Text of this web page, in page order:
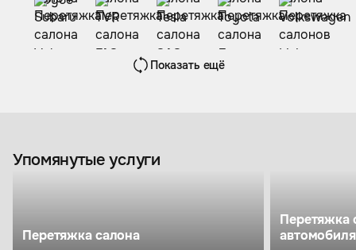
Показать ещё
Упомянутые услуги
Перетяжка салона
Перетяжка
автомобиля